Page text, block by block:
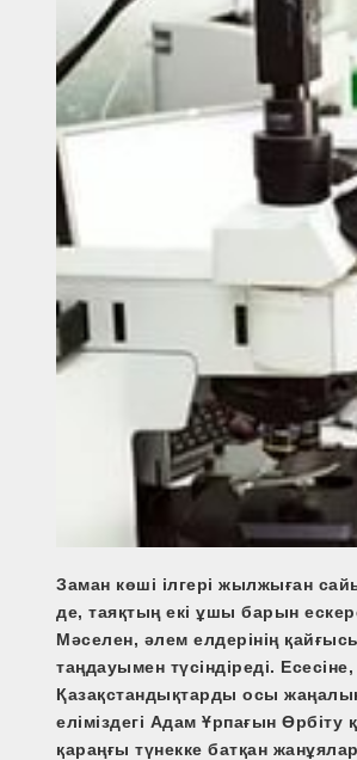
Заман көші ілгері жылжыған
де, таяқтың екі ұшы барын
Мәселен, әлем елдерінің
таңдауымен түсіндіреді.
Қазақстандықтарды осы
еліміздегі Адам Ұрпағын
қараңғы түнекке батқан